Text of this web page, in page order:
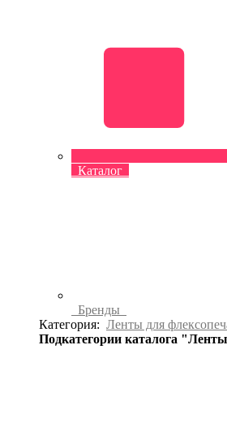
Каталог
Бренды
Категория: Ленты для
Подкатегории каталога